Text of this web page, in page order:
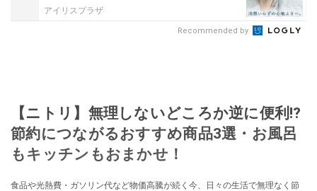
アイリスプラザ
Recommended by
【ニトリ】無理しないどころか逆に便利⁉
節約につながるおすすめ商品3選・お風呂
もキッチンもおまかせ！
食品や光熱費・ガソリン代など物価高騰が続く今、日々の生活で無理なく節